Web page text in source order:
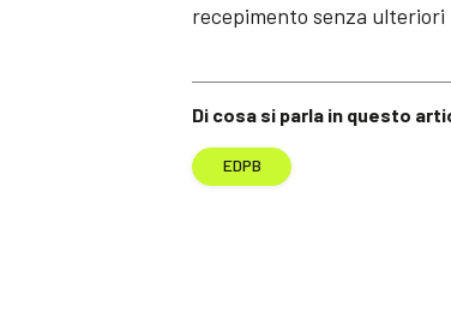
Di cosa si parla in questo
EDPB
recepimento senza